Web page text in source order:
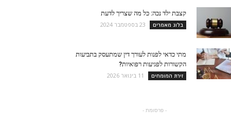
קצבת ילד נכה: כל מה שצריך לדעת
בלוג מאמרים 23 בספטמבר 2024
מתי כדאי לפנות לעורך דין שמתעסק בתביעות
הקשורות לפגיעות רפואיות?
זירת המומחים 11 בינואר 2026
- פרסומת -